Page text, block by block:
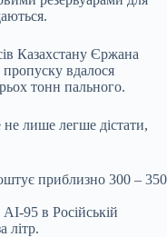
Казахстану Єржана
вдалося
тонн пального.
лише легше дістати,
приблизно 300 – 350
95 в Російській
літр.